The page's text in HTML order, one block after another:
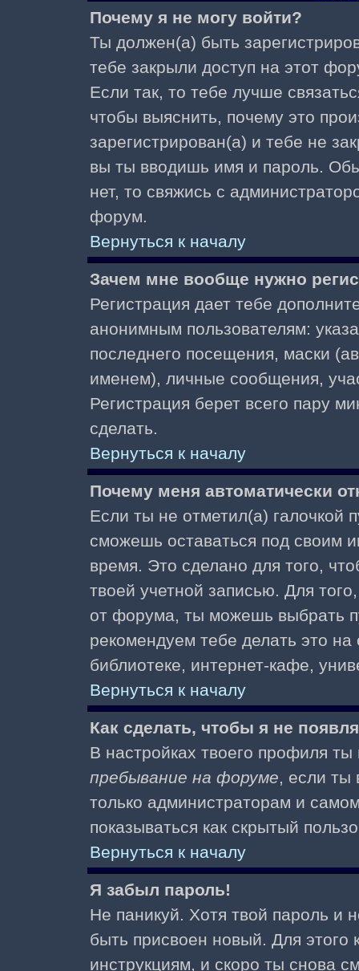
Почему я не могу войти?
Ты должен(а) быть
тебе закрыли доступ на этот
Если так, то тебе лучше
чтобы выяснить, почему это
зарегистрирован(а) и тебе не
вы ты вводишь имя и пароль.
нет, то свяжись с
форум.
Вернуться к началу
Зачем мне вообще нужно
Регистрация дает тебе
анонимным пользователям:
последнего посещения, маски
именем), личные сообщения,
Регистрация берет всего пару
сделать.
Вернуться к началу
Почему меня автоматически
Если ты не отметил(а) галочкой
сможешь оставаться под своим
время. Это сделано для того,
твоей учетной записью. Для
от форума, ты можешь выбрать
рекомендуем тебе делать это
библиотеке, интернет-кафе,
Вернуться к началу
Как сделать, чтобы я не
В настройках твоего профиля
пребывание на форуме, если
только администраторам и
показываться как скрытый
Вернуться к началу
Я забыл пароль!
Не паникуй. Хотя твой пароль и
быть присвоен новый. Для этого
инструкциям, и скоро ты снова